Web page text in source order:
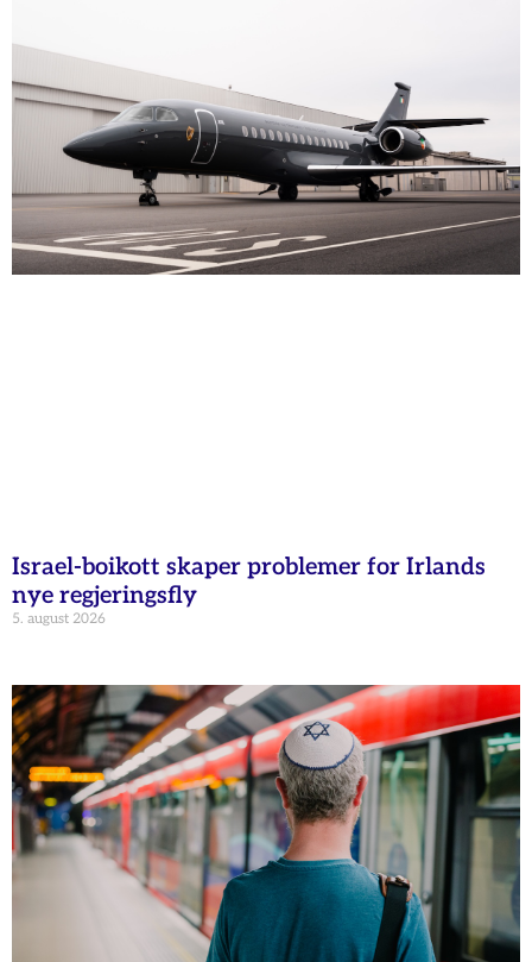
Israel-boikott skaper problemer for Irlands
nye regjeringsfly
5. august 2026